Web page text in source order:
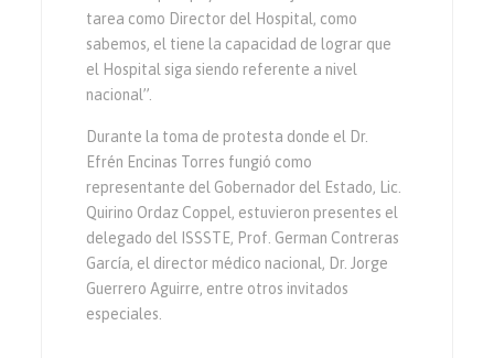
tarea como Director del Hospital, como
sabemos, el tiene la capacidad de lograr que
el Hospital siga siendo referente a nivel
nacional”.
Durante la toma de protesta donde el Dr.
Efrén Encinas Torres fungió como
representante del Gobernador del Estado, Lic.
Quirino Ordaz Coppel, estuvieron presentes el
delegado del ISSSTE, Prof. German Contreras
García, el director médico nacional, Dr. Jorge
Guerrero Aguirre, entre otros invitados
especiales.